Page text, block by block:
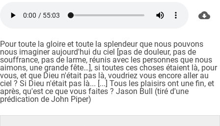
Pour toute la gloire et toute la splendeur que nous pouvons
nous imaginer aujourd'hui du ciel [pas de douleur, pas de
souffrance, pas de larme, réunis avec les personnes que nous
aimons, une grande fête…], si toutes ces choses étaient là, pour
vous, et que Dieu n'était pas là, voudriez vous encore aller au
ciel ? Si Dieu n'était pas là... [...] Tous les plaisirs ont une fin, et
après, qu'est ce que vous faites ? Jason Bull (tiré d'une
prédication de John Piper)